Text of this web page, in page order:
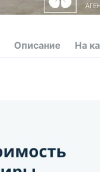
Описание На